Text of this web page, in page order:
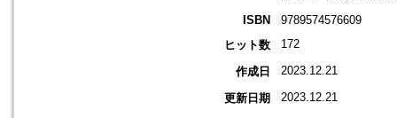
ISBN
9789574576609
ヒット数
172
作成日 2023.12.21
更新日期 2023.12.21